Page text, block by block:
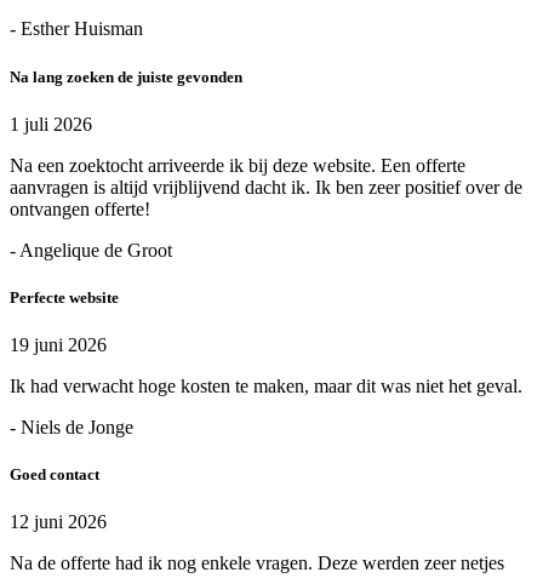
- Esther Huisman
Na lang zoeken de juiste gevonden
1 juli 2026
Na een zoektocht arriveerde ik bij deze website. Een offerte
aanvragen is altijd vrijblijvend dacht ik. Ik ben zeer positief over de
ontvangen offerte!
- Angelique de Groot
Perfecte website
19 juni 2026
Ik had verwacht hoge kosten te maken, maar dit was niet het geval.
- Niels de Jonge
Goed contact
12 juni 2026
Na de offerte had ik nog enkele vragen. Deze werden zeer netjes